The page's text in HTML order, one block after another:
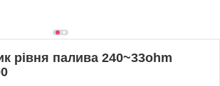
рівня палива 240~33ohm